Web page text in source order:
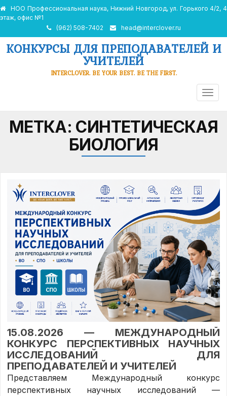
НОО Профессиональная наука, Нижний Новгород, ул. Горького 4/2, 4
этаж, офис №1
(962) 508-7402
head@interclover.ru
КОНКУРСЫ ДЛЯ ПРЕПОДАВАТЕЛЕЙ И
УЧИТЕЛЕЙ
INTERCLOVER. BE YOUR BEST. BE THE FIRST.
МЕТКА: СИНТЕТИЧЕСКАЯ
БИОЛОГИЯ
15.08.2026 — МЕЖДУНАРОДНЫЙ
КОНКУРС ПЕРСПЕКТИВНЫХ НАУЧНЫХ
ИССЛЕДОВАНИЙ ДЛЯ
ПРЕПОДАВАТЕЛЕЙ И УЧИТЕЛЕЙ
Представляем Международный конкурс
перспективных научных исследований —